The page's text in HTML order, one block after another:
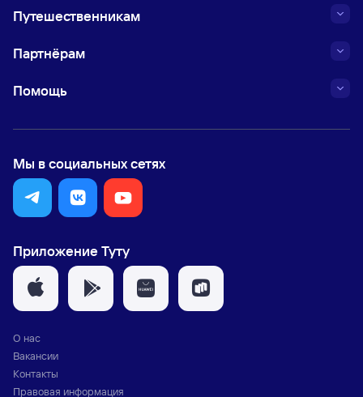
Путешественникам
Партнёрам
Помощь
Мы в социальных сетях
Приложение Туту
О нас
Вакансии
Контакты
Правовая информация